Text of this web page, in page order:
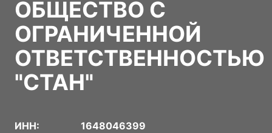
ОБЩЕСТВО С
ОГРАНИЧЕННОЙ
ОТВЕТСТВЕННОСТЬЮ
"СТАН"
ИНН: 1648046399